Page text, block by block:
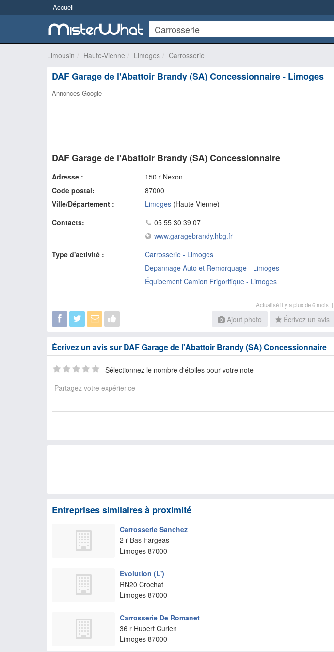
Accueil
Limousin Haute-Vienne Limoges Carrosserie
DAF Garage de l'Abattoir Brandy (SA) Concessionnaire - Limoges
Annonces Google
DAF Garage de l'Abattoir Brandy (SA) Concessionnaire
Adresse :
150 r Nexon
Code postal:
87000
Ville/Département :
Limoges(Haute-Vienne)
Contacts:
05 55 30 39 07
www.garagebrandy.hbg.fr
Type d'activité :
Carrosserie - Limoges
Depannage Auto et Remorquage - Limoges
Équipement Camion Frigorifique - Limoges
Actualisé il y a plus de 6 mois |
Ajout photo Écrivez un avis
Écrivez un avis sur DAF Garage de l'Abattoir Brandy (SA) Concessionnaire
Sélectionnez le nombre d'étoiles pour votre note
Entreprises similaires à proximité
Carrosserie Sanchez
2 r Bas Fargeas
Limoges 87000
Evolution (L')
RN20 Crochat
Limoges 87000
Carrosserie De Romanet
36 r Hubert Curien
Limoges 87000